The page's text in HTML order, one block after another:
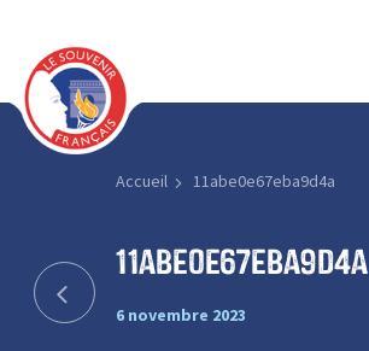
Accueil 11abe0e67eba9d4a
11abe0e67eba9d4a
6 novembre 2023